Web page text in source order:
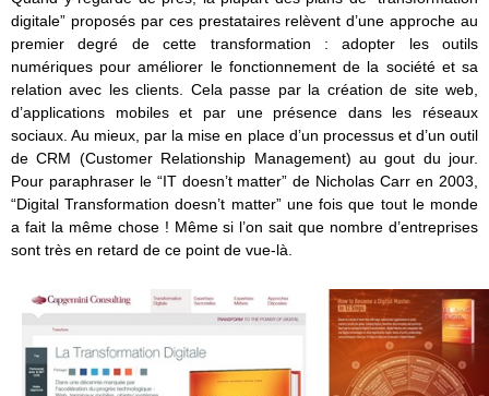
digitale” proposés par ces prestataires relèvent d’une approche au
premier degré de cette transformation : adopter les outils
numériques pour améliorer le fonctionnement de la société et sa
relation avec les clients. Cela passe par la création de site web,
d’applications mobiles et par une présence dans les réseaux
sociaux. Au mieux, par la mise en place d’un processus et d’un outil
de CRM (Customer Relationship Management) au gout du jour.
Pour paraphraser le “IT doesn’t matter” de Nicholas Carr en 2003,
“Digital Transformation doesn’t matter” une fois que tout le monde
a fait la même chose ! Même si l’on sait que nombre d’entreprises
sont très en retard de ce point de vue-là.